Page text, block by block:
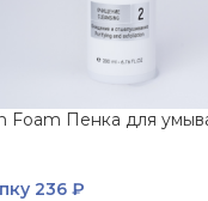
Foam Пенка для
236 ₽